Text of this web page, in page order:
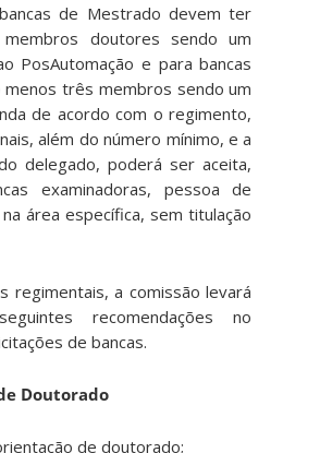
de Mestrado devem ter
doutores sendo um
PosAutomação e para bancas
três membros sendo um
de acordo com o regimento,
além do número mínimo, e a
delegado, poderá ser aceita,
examinadoras, pessoa de
área específica, sem titulação
regimentais, a comissão levará
recomendações no
de bancas.
Doutorado
de doutorado;